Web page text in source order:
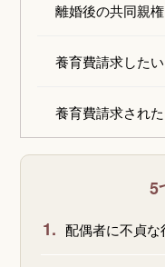
離婚後の共同親権
養育費請求したい
養育費請求された
5
1. 配偶者に不貞な